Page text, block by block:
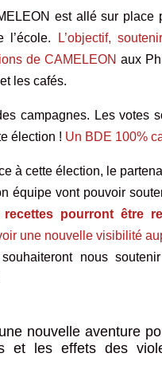
est allé sur place
l’école.
L’objectif,
de CAMELEON aux
les cafés.
campagnes. Les votes
élection ! Un BDE 100%
à cette élection, le
équipe vont pouvoir
pourront être
une nouvelle visibilité
souhaiteront nous
nouvelle aventure
et les effets des